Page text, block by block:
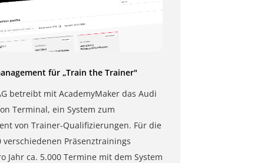
für „Train the Trainer"
betreibt mit AcademyMaker das Audi
Terminal, ein System zum
von Trainer-Qualifizierungen. Für die
verschiedenen Präsenztrainings
Jahr ca. 5.000 Termine mit dem System